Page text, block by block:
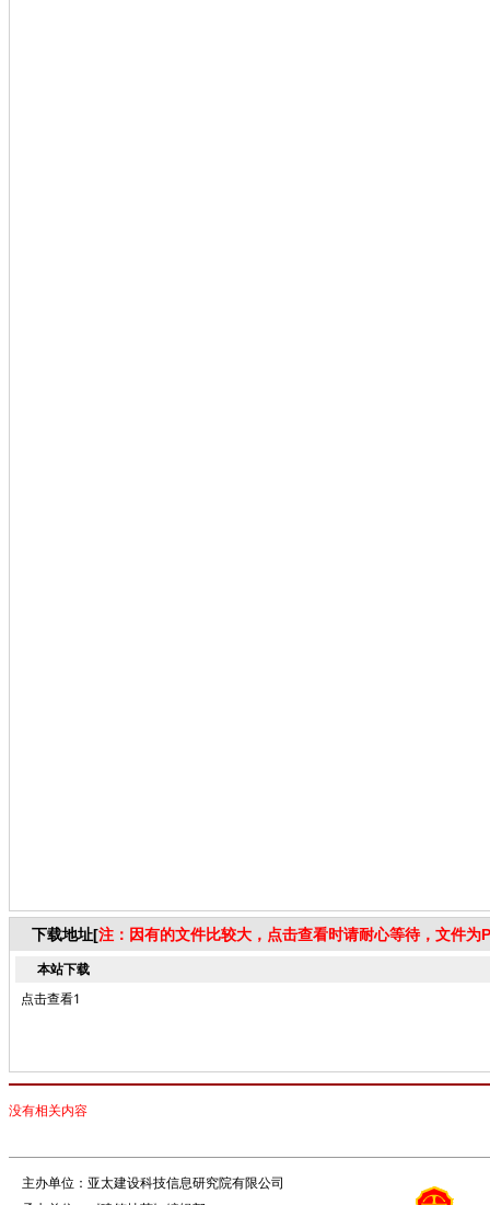
下载地址[注：因有的文件比较大，点击查看时请耐心等待，文件为
本站下载
点击查看1
没有相关内容
主办单位：亚太建设科技信息研究院有限公司